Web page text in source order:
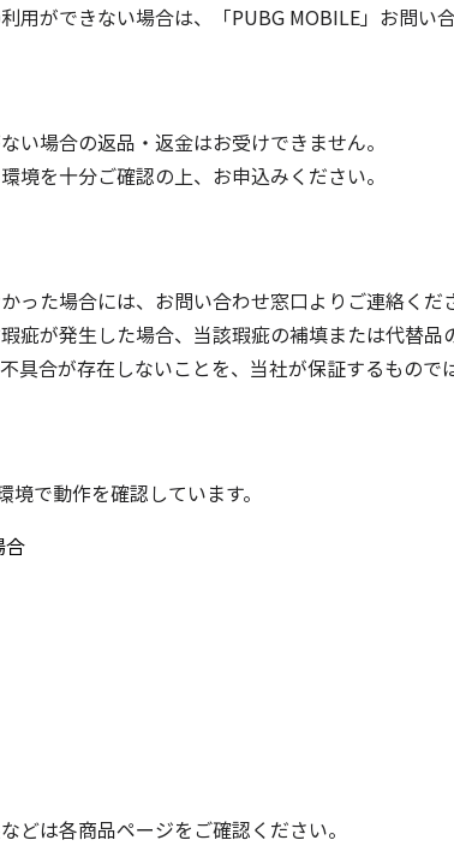
用ができない場合は、「PUBG MOBILE」お問い
い場合の返品・返金はお受けできません。
境を十分ご確認の上、お申込みください。
った場合には、お問い合わせ窓口よりご連絡くだ
疵が発生した場合、当該瑕疵の補填または代替品
具合が存在しないことを、当社が保証するもので
境で動作を確認しています。
合
どは各商品ページをご確認ください。